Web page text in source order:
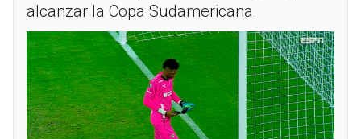
alcanzar la Copa Sudamericana.